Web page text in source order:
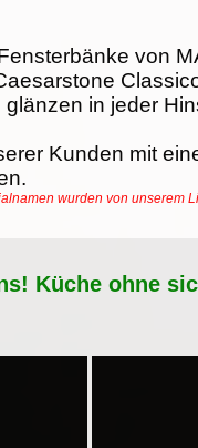
von
in jeder
Kunden mit
wurden von unserem
Küche ohne